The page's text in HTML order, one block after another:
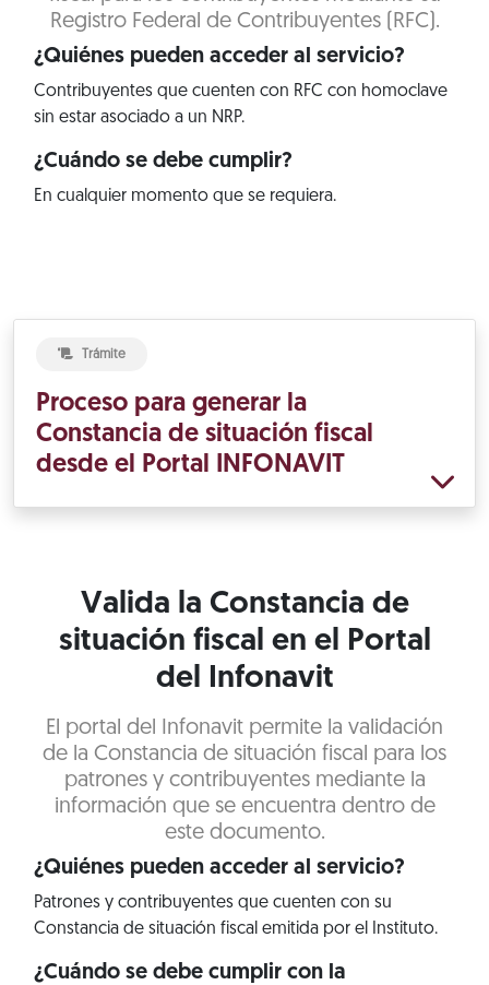
Registro Federal de Contribuyentes (RFC).
¿Quiénes pueden acceder al servicio?
Contribuyentes que cuenten con RFC con homoclave
sin estar asociado a un NRP.
¿Cuándo se debe cumplir?
En cualquier momento que se requiera.
Trámite
Proceso para generar la
Constancia de situación fiscal
desde el Portal INFONAVIT
Valida la Constancia de
situación fiscal en el Portal
del Infonavit
El portal del Infonavit permite la validación
de la Constancia de situación fiscal para los
patrones y contribuyentes mediante la
información que se encuentra dentro de
este documento.
¿Quiénes pueden acceder al servicio?
Patrones y contribuyentes que cuenten con su
Constancia de situación fiscal emitida por el Instituto.
¿Cuándo se debe cumplir con la